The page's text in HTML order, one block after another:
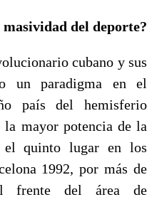
del deporte?
cubano y sus
un paradigma en el
país del hemisferio
la mayor potencia de la
quinto lugar en los
1992, por más de
frente del área de